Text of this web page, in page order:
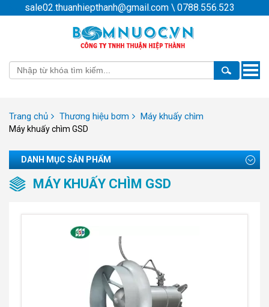
sale02.thuanhiepthanh@gmail.com \ 0788.556.523
Toggle
Trang chủ Thương hiệu bơm Máy khuấy chìm
Máy khuấy chìm GSD
DANH MỤC SẢN PHẨM
MÁY KHUẤY CHÌM GSD